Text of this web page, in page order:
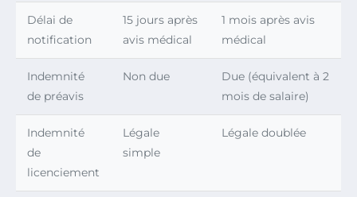
Délai de
notification
15 jours après
avis médical
1 mois après avis
médical
Indemnité
de préavis
Non due
Due (équivalent à 2
mois de salaire)
Indemnité
de
licenciement
Légale
simple
Légale doublée